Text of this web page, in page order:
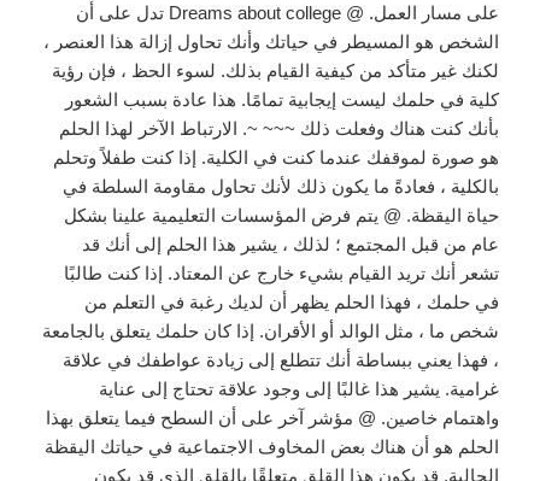
على مسار العمل. @ Dreams about college تدل على أن
الشخص هو المسيطر في حياتك وأنك تحاول إزالة هذا العنصر ،
لكنك غير متأكد من كيفية القيام بذلك. لسوء الحظ ، فإن رؤية
كلية في حلمك ليست إيجابية تمامًا. هذا عادة بسبب الشعور
بأنك كنت هناك وفعلت ذلك ~~~ ~. الارتباط الآخر لهذا الحلم
هو صورة لموقفك عندما كنت في الكلية. إذا كنت طفلاً وتحلم
بالكلية ، فعادةً ما يكون ذلك لأنك تحاول مقاومة السلطة في
حياة اليقظة. @ يتم فرض المؤسسات التعليمية علينا بشكل
عام من قبل المجتمع ؛ لذلك ، يشير هذا الحلم إلى أنك قد
تشعر أنك تريد القيام بشيء خارج عن المعتاد. إذا كنت طالبًا
في حلمك ، فهذا الحلم يظهر أن لديك رغبة في التعلم من
شخص ما ، مثل الوالد أو الأقران. إذا كان حلمك يتعلق بالجامعة
، فهذا يعني ببساطة أنك تتطلع إلى زيادة عواطفك في علاقة
غرامية. يشير هذا غالبًا إلى وجود علاقة تحتاج إلى عناية
واهتمام خاصين. @ مؤشر آخر على أن السطح فيما يتعلق بهذا
الحلم هو أن هناك بعض المخاوف الاجتماعية في حياتك اليقظة
الحالية. قد يكون هذا القلق متعلقًا بالقلق الذي قد يكون